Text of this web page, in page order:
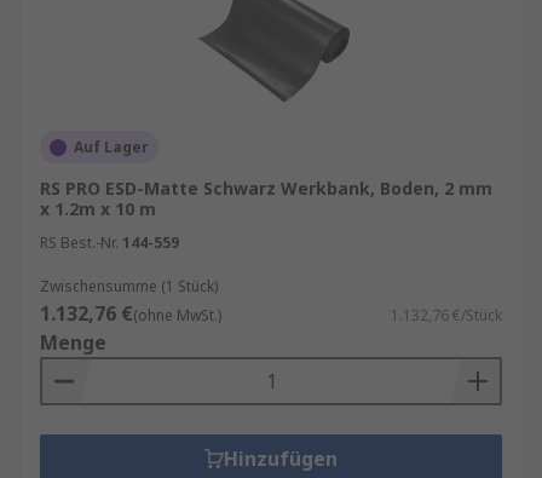
Auf Lager
RS PRO ESD-Matte Schwarz Werkbank, Boden, 2 mm
x 1.2m x 10 m
RS Best.-Nr. 144-559
Zwischensumme (1 Stück)
1.132,76 €(ohne MwSt.) 1.132,76 €/Stück
Menge
Hinzufügen